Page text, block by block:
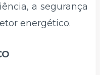
a segurança
energético.